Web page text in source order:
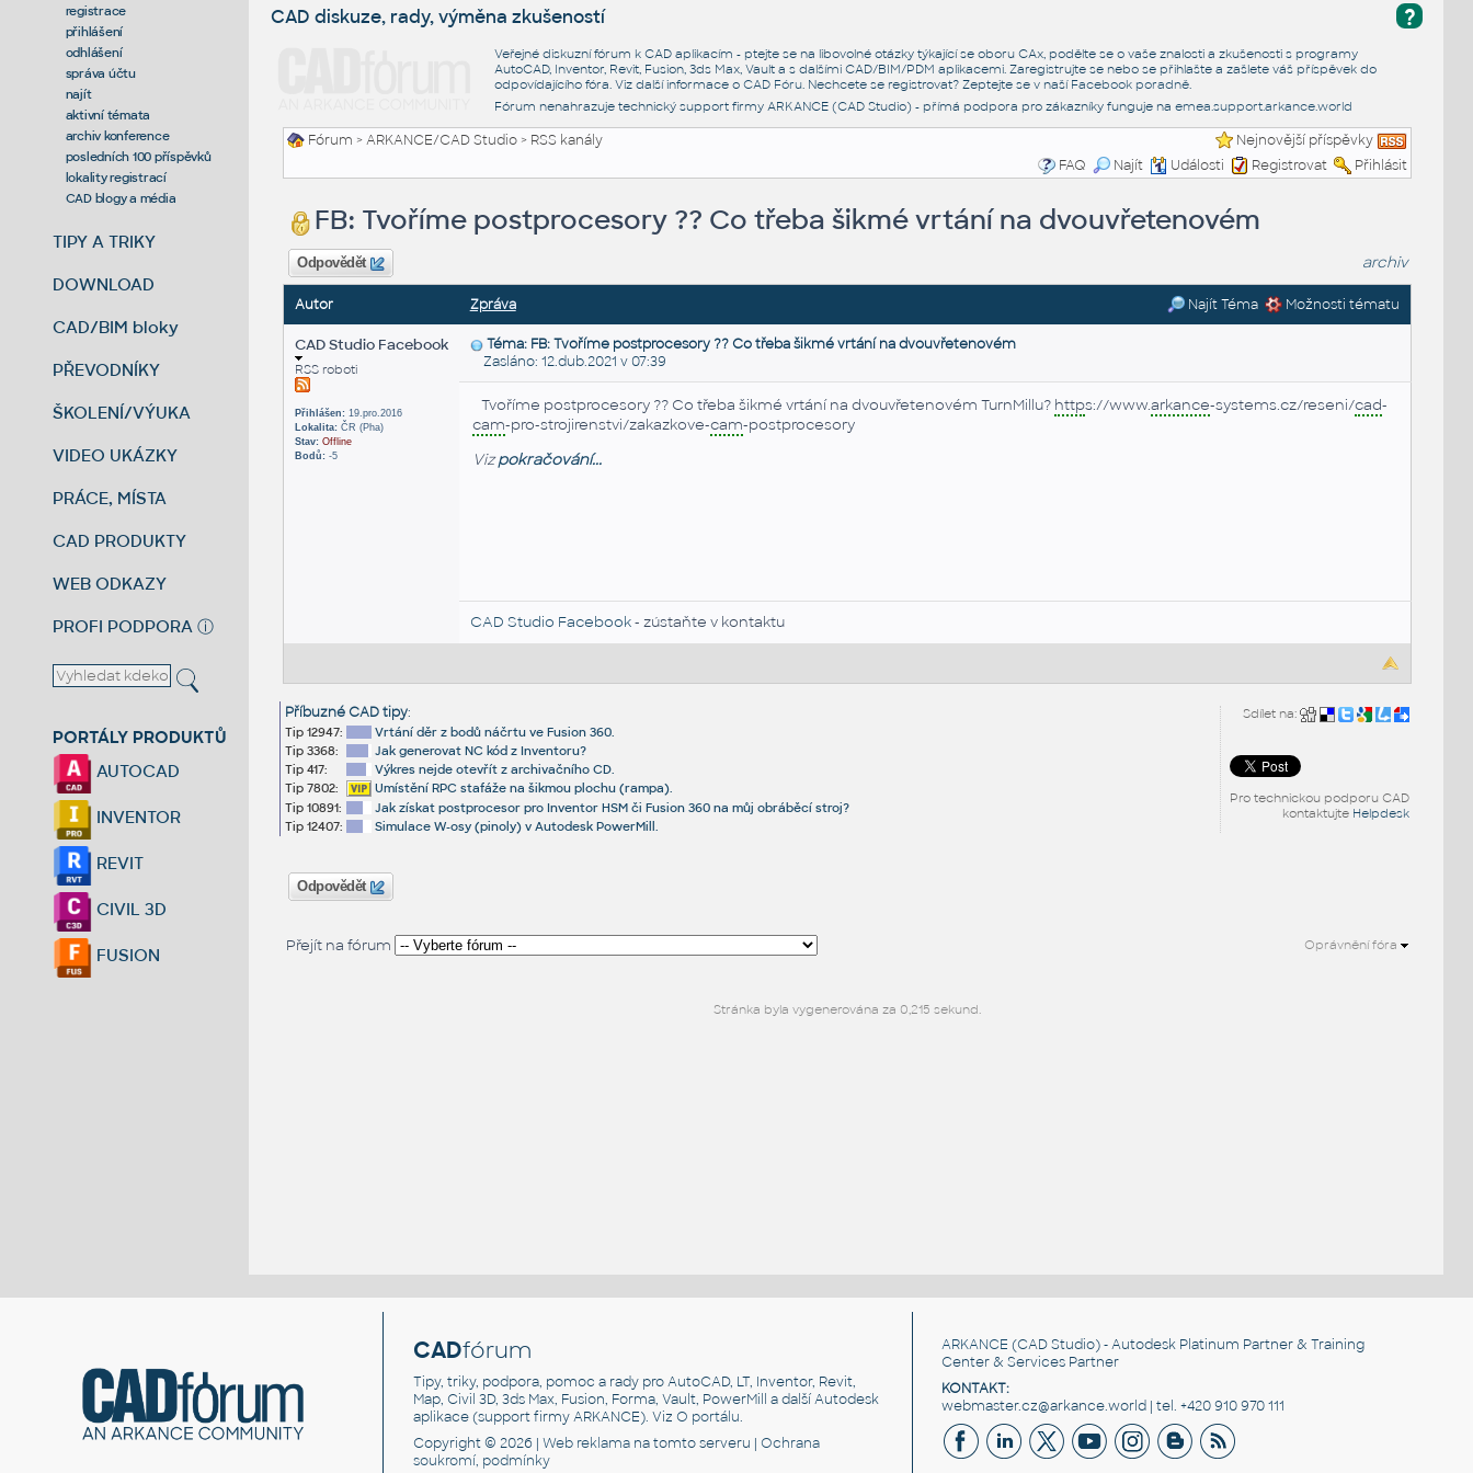
registrace
přihlášení
odhlášení
správa účtu
najít
aktivní témata
archiv konference
posledních 100 příspěvků
lokality registrací
CAD blogy a média
TIPY A TRIKY
DOWNLOAD
CAD/BIM bloky
PŘEVODNÍKY
ŠKOLENÍ/VÝUKA
VIDEO UKÁZKY
PRÁCE, MÍSTA
CAD PRODUKTY
WEB ODKAZY
PROFI PODPORA ⓘ
PORTÁLY PRODUKTŮ
AUTOCAD
INVENTOR
REVIT
CIVIL 3D
FUSION
?
CAD diskuze, rady, výměna zkušeností
Veřejné diskuzní fórum k CAD aplikacím - ptejte se na libovolné otázky týkající se oboru CAx, podělte se o vaše znalosti a zkušenosti s programy
AutoCAD, Inventor, Revit, Fusion, 3ds Max, Vault a s dalšími CAD/BIM/PDM aplikacemi. Zaregistrujte se nebo se přihlašte a zašlete váš příspěvek do
odpovídajícího fóra. Viz další informace o CAD Fóru. Nechcete se registrovat? Zeptejte se v naší Facebook poradně.
Fórum nenahrazuje technický support firmy ARKANCE (CAD Studio) - přímá podpora pro zákazníky funguje na emea.support.arkance.world
Fórum >ARKANCE/CAD Studio> RSS kanály
Nejnovější příspěvky
FAQ
Najít Události Registrovat Přihlásit
FB: Tvoříme postprocesory ?? Co třeba šikmé vrtání na dvouvřetenovém
Odpovědět archiv
Autor Zpráva Najít Téma Možnosti tématu
CAD Studio Facebook
RSS roboti
Přihlášen:19.pro.2016
Lokalita:ČR (Pha)
Stav: Offline
Bodů:-5
Téma: FB: Tvoříme postprocesory ?? Co třeba šikmé vrtání na dvouvřetenovém
Zasláno: 12.dub.2021 v 07:39
Tvoříme postprocesory ?? Co třeba šikmé vrtání na dvouvřetenovém TurnMillu? https://www.arkance-systems.cz/reseni/cad-
cam-pro-strojirenstvi/zakazkove-cam-postprocesory
Vizpokračování...
CAD Studio Facebook- zústaňte v kontaktu
Sdílet na:
Pro technickou podporu CAD
kontaktujte Helpdesk
Příbuzné CAD tipy:
Tip 12947:
Vrtání děr z bodů náčrtu ve Fusion 360.
Tip 3368:
Jak generovat NC kód z Inventoru?
Tip 417:
Výkres nejde otevřít z archivačního CD.
Tip 7802:
Umístění RPC stafáže na šikmou plochu (rampa).
Tip 10891:
Jak získat postprocesor pro Inventor HSM či Fusion 360 na můj obráběcí stroj?
Tip 12407:
Simulace W-osy (pinoly) v Autodesk PowerMill.
Odpovědět
Přejít na fórum Oprávnění fóra
Stránka byla vygenerována za 0,215 sekund.
CADfórum
Tipy, triky, podpora, pomoc a rady pro AutoCAD, LT, Inventor, Revit,
Map, Civil 3D, 3ds Max, Fusion, Forma, Vault, PowerMill a další Autodesk
aplikace (support firmy ARKANCE). VizO portálu.
Copyright © 2026 |Web reklama na tomto serveru |Ochrana
soukromí, podmínky
ARKANCE (CAD Studio) - Autodesk Platinum Partner & Training
Center & Services Partner
KONTAKT:
webmaster.cz@arkance.world | tel. +420 910 970 111